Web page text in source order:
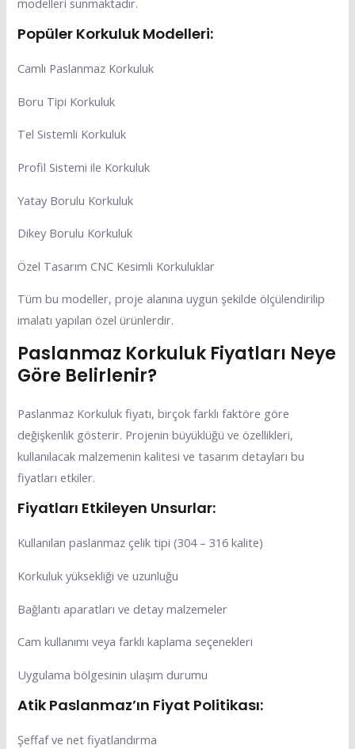
Popüler Korkuluk Modelleri:
Camlı Paslanmaz Korkuluk
Boru Tipi Korkuluk
Tel Sistemli Korkuluk
Profil Sistemi ile Korkuluk
Yatay Borulu Korkuluk
Dikey Borulu Korkuluk
Özel Tasarım CNC Kesimli Korkuluklar
Tüm bu modeller, proje alanına uygun şekilde ölçülendirilip
imalatı yapılan özel ürünlerdir.
Paslanmaz Korkuluk Fiyatları Neye
Göre Belirlenir?
Paslanmaz Korkuluk fiyatı, birçok farklı faktöre göre
değişkenlik gösterir. Projenin büyüklüğü ve özellikleri,
kullanılacak malzemenin kalitesi ve tasarım detayları bu
fiyatları etkiler.
Fiyatları Etkileyen Unsurlar:
Kullanılan paslanmaz çelik tipi (304 – 316 kalite)
Korkuluk yüksekliği ve uzunluğu
Bağlantı aparatları ve detay malzemeler
Cam kullanımı veya farklı kaplama seçenekleri
Uygulama bölgesinin ulaşım durumu
Atik Paslanmaz’ın Fiyat Politikası:
Şeffaf ve net fiyatlandırma